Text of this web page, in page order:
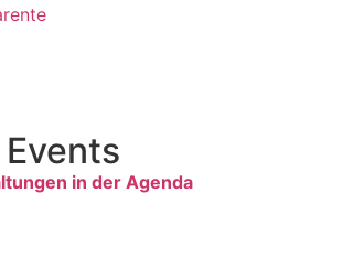
in der Agenda